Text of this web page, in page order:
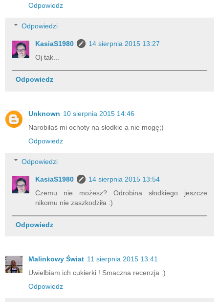
Odpowiedz
Odpowiedzi
KasiaS1980
14 sierpnia 2015 13:27
Oj tak...
Odpowiedz
Unknown 10 sierpnia 2015 14:46
Narobiłaś mi ochoty na słodkie a nie mogę;)
Odpowiedz
Odpowiedzi
KasiaS1980
14 sierpnia 2015 13:54
Czemu nie możesz? Odrobina słodkiego jeszcze
nikomu nie zaszkodziła :)
Odpowiedz
Malinkowy Świat 11 sierpnia 2015 13:41
Uwielbiam ich cukierki ! Smaczna recenzja :)
Odpowiedz